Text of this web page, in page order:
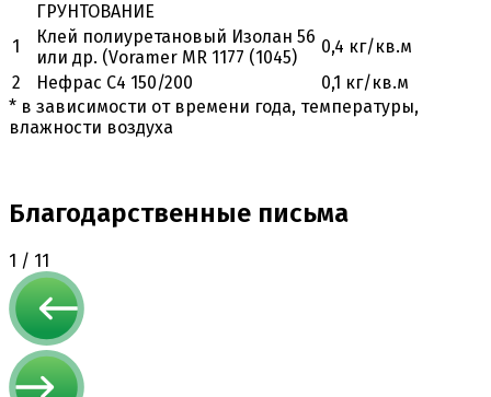
ГРУНТОВАНИЕ
1
Клей полиуретановый Изолан 56
или др. (Voramer MR 1177 (1045)
0,4 кг/кв.м
2
Нефрас С4 150/200
0,1 кг/кв.м
* в зависимости от времени года, температуры,
влажности воздуха
Благодарственные письма
1 / 11